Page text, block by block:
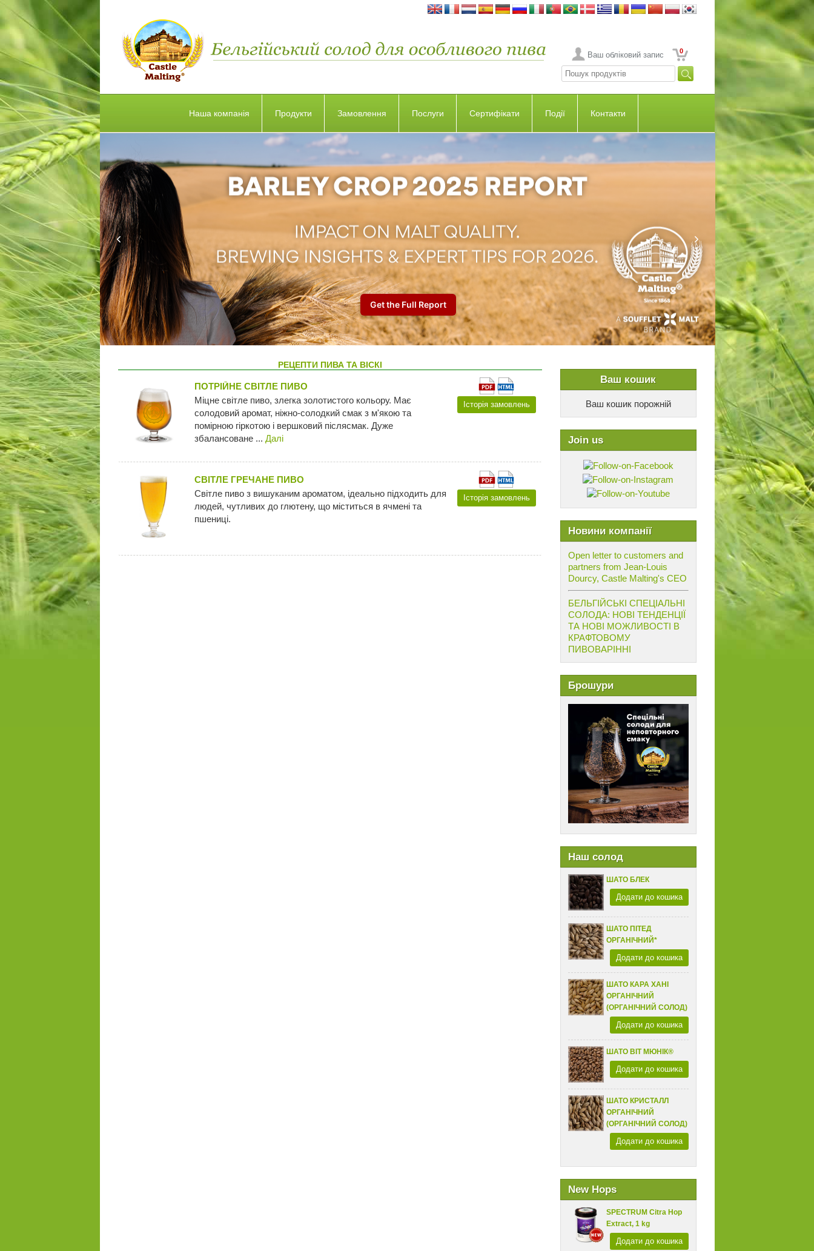
Ваш обліковий запис 0
Наша компанія Продукти Замовлення Послуги Сертифікати Події Контакти
Ваш кошик
Ваш кошик порожній
Join us
Новини компанії
Open letter to customers and
partners from Jean-Louis
Dourcy, Castle Malting's CEO
БЕЛЬГІЙСЬКІ СПЕЦІАЛЬНІ
СОЛОДА: НОВІ ТЕНДЕНЦІЇ
ТА НОВІ МОЖЛИВОСТІ В
КРАФТОВОМУ
ПИВОВАРІННІ
Брошури
Наш солод
ШАТО БЛЕК
Додати до кошика
ШАТО ПІТЕД
ОРГАНІЧНИЙ*
Додати до кошика
ШАТО КАРА ХАНІ
ОРГАНІЧНИЙ
(ОРГАНІЧНИЙ СОЛОД)
Додати до кошика
ШАТО ВІТ МЮНІК®
Додати до кошика
ШАТО КРИСТАЛЛ
ОРГАНІЧНИЙ
(ОРГАНІЧНИЙ СОЛОД)
Додати до кошика
New Hops
SPECTRUM Citra Hop
Extract, 1 kg
Додати до кошика
РЕЦЕПТИ ПИВА ТА ВІСКІ
ПОТРІЙНЕ СВІТЛЕ ПИВО
Міцне світле пиво, злегка золотистого кольору. Має
солодовий аромат, ніжно-солодкий смак з м'якою та
помірною гіркотою і вершковий післясмак. Дуже
збалансоване ... Далi
Історія замовлень
СВІТЛЕ ГРЕЧАНЕ ПИВО
Світле пиво з вишуканим ароматом, ідеально підходить для
людей, чутливих до глютену, що міститься в ячмені та
пшениці.
Історія замовлень